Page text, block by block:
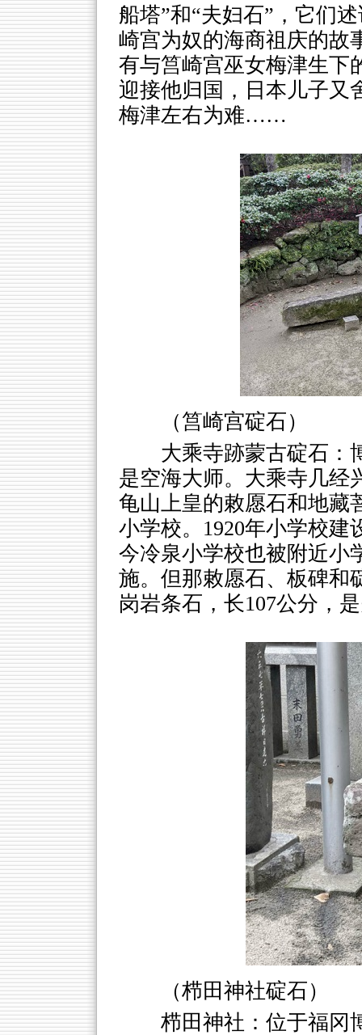
船塔”和“夫妇石”，它们
崎宫为奴的海商祖庆的故
有与筥崎宫巫女梅津生下
迎接他归国，日本儿子又
梅津左右为难……
（筥崎宫碇石）
大乘寺跡蒙古碇石：
是空海大师。大乘寺几经
龟山上皇的敕愿石和地藏
小学校。1920年小学校
今冷泉小学校也被附近小
施。但那敕愿石、板碑和
岗岩条石，长107公分，
（栉田神社碇石）
栉田神社：位于福冈